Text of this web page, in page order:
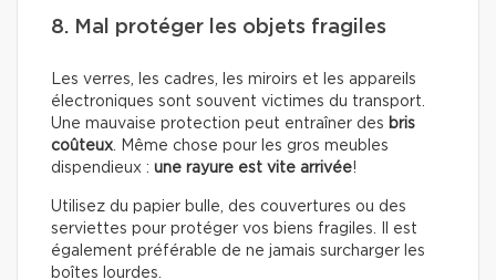
8. Mal protéger les objets fragiles
Les verres, les cadres, les miroirs et les appareils
électroniques sont souvent victimes du transport.
Une mauvaise protection peut entraîner des bris
coûteux. Même chose pour les gros meubles
dispendieux : une rayure est vite arrivée!
Utilisez du papier bulle, des couvertures ou des
serviettes pour protéger vos biens fragiles. Il est
également préférable de ne jamais surcharger les
boîtes lourdes.